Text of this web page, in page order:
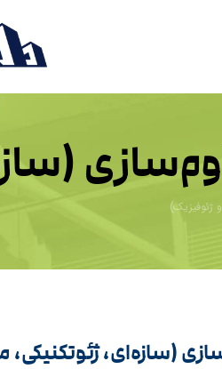
ژئوفیزیک)
(سازه‌ای،